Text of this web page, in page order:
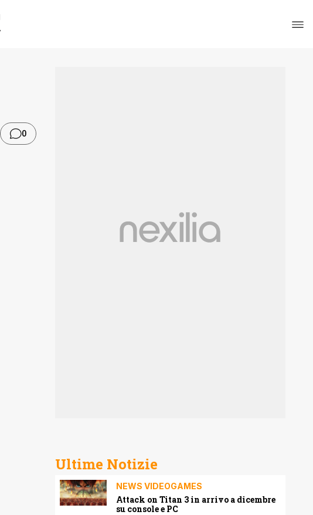
0
Ultime Notizie
NEWS VIDEOGAMES
Attack on Titan 3 in arrivo a dicembre
su console e PC